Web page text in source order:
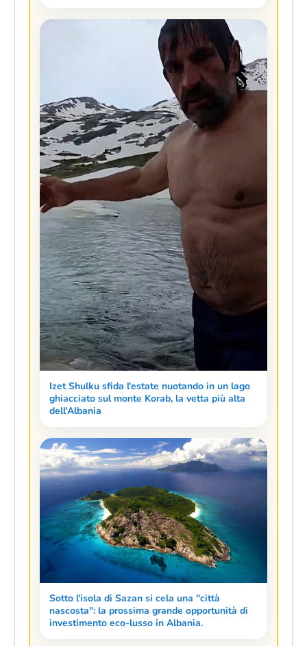
Izet Shulku sfida l'estate nuotando in un lago
ghiacciato sul monte Korab, la vetta più alta
dell'Albania
Sotto l'isola di Sazan si cela una "città
nascosta": la prossima grande opportunità di
investimento eco-lusso in Albania.